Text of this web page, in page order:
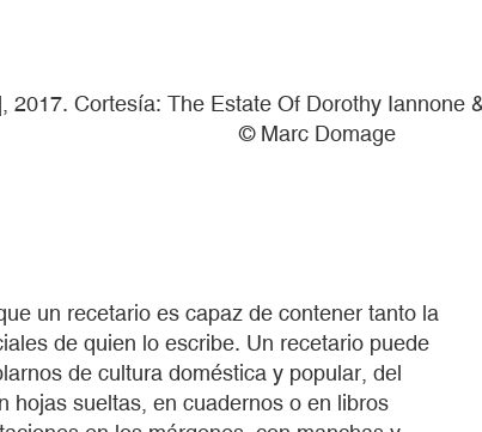
2017. Cortesía: The Estate Of Dorothy Iannone
© Marc Domage
un recetario es capaz de contener tanto la
de quien lo escribe. Un recetario puede
de cultura doméstica y popular, del
hojas sueltas, en cuadernos o en libros